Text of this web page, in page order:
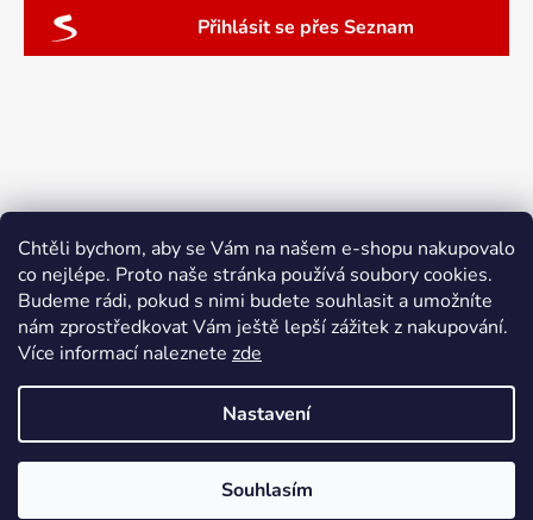
Chtěli bychom, aby se Vám na našem e-shopu nakupovalo
co nejlépe. Proto naše stránka používá soubory cookies.
Budeme rádi, pokud s nimi budete souhlasit a umožníte
nám zprostředkovat Vám ještě lepší zážitek z nakupování.
Více informací naleznete zde
Nastavení
Souhlasím
Přihlásit se přes Seznam
Vytvořil Shoptet
ebyliny.cz. Všechna práva vyhrazena.